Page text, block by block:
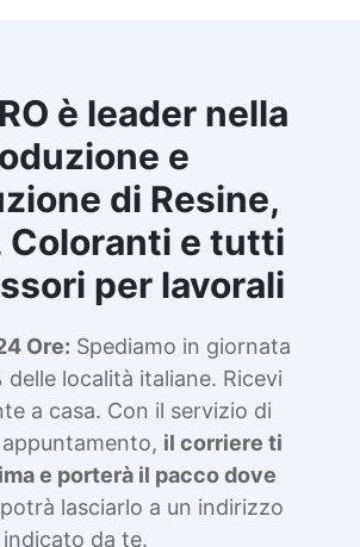
è leader nella
e
di Resine,
Coloranti e tutti
per lavorali
Ore: Spediamo in giornata
delle località italiane. Ricevi
a casa. Con il servizio di
il corriere ti
e porterà il pacco dove
lasciarlo a un indirizzo
indicato da te.